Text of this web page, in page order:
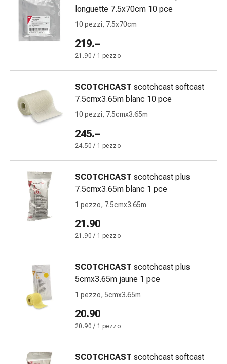
tubolari
Materiali
medicazione
Ustioni
scottature
Kit
cambio
della
medicazione
Medicazioni
Trattamento
delle
ferite
ferite
Strisce
chiusura
delle
longuette 7.5x70cm 10 pce
10 pezzi, 7.5x70cm
219.–
21.90 / 1 pezzo
SCOTCHCAST scotchcast softcast
7.5cmx3.65m blanc 10 pce
10 pezzi, 7.5cmx3.65m
245.–
24.50 / 1 pezzo
SCOTCHCAST scotchcast plus
7.5cmx3.65m blanc 1 pce
1 pezzo, 7.5cmx3.65m
21.90
21.90 / 1 pezzo
SCOTCHCAST scotchcast plus
5cmx3.65m jaune 1 pce
1 pezzo, 5cmx3.65m
20.90
20.90 / 1 pezzo
SCOTCHCAST scotchcast softcast